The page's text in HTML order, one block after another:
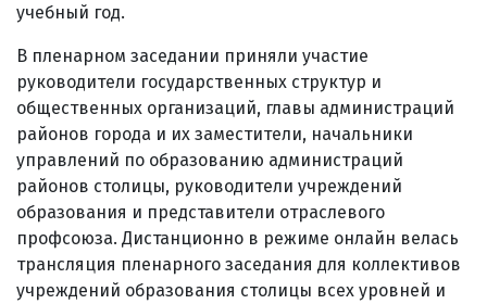
учебный год.
В пленарном заседании приняли участие
руководители государственных структур и
общественных организаций, главы администраций
районов города и их заместители, начальники
управлений по образованию администраций
районов столицы, руководители учреждений
образования и представители отраслевого
профсоюза. Дистанционно в режиме онлайн велась
трансляция пленарного заседания для коллективов
учреждений образования столицы всех уровней и